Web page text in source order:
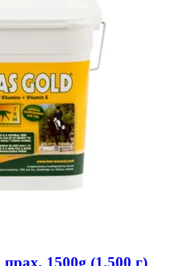
1500g (1.500 г)